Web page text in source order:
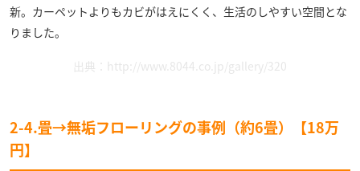
新。カーペットよりもカビがはえにくく、生活のしやすい空間とな
りました。
出典： http://www.8044.co.jp/gallery/320
2-4.畳→無垢フローリングの事例（約6畳）【18万
円】